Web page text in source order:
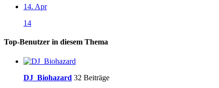
14. Apr
14
Top-Benutzer in diesem Thema
DJ_Biohazard 32 Beiträge